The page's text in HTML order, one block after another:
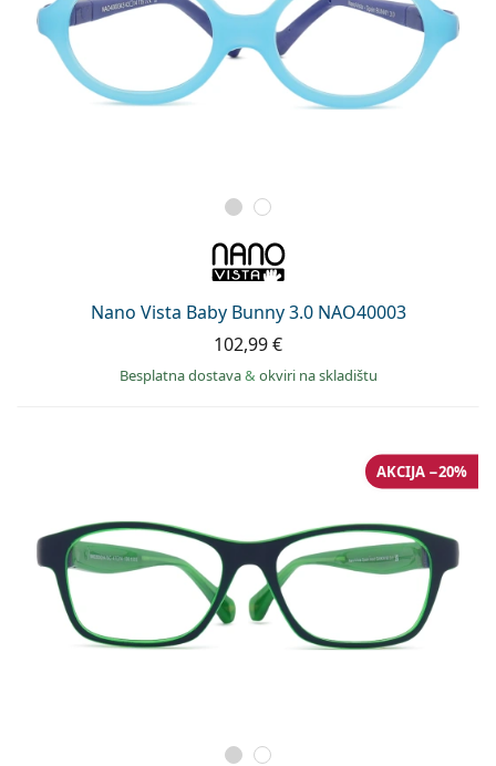
Nano Vista Baby Bunny 3.0 NAO40003
102,99 €
Besplatna dostava& okviri na skladištu
AKCIJA −20%